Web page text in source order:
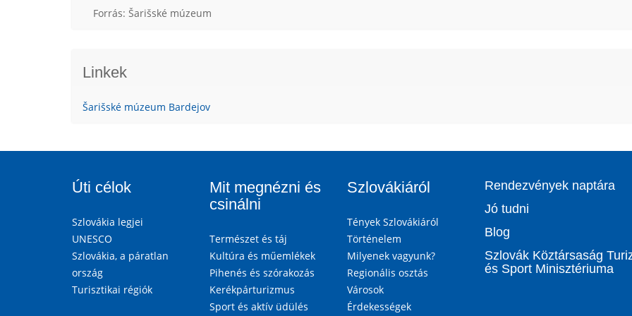
Forrás: Šarišské múzeum
Linkek
Šarišské múzeum Bardejov
Úti célok
Szlovákia legjei
UNESCO
Szlovákia, a páratlan
ország
Turisztikai régiók
Mit megnézni és
csinálni
Természet és táj
Kultúra és műemlékek
Pihenés és szórakozás
Kerékpárturizmus
Sport és aktív üdülés
Szlovákiáról
Tények Szlovákiáról
Történelem
Milyenek vagyunk?
Regionális osztás
Városok
Érdekességek
Rendezvények naptára
Jó tudni
Blog
Szlovák Köztársaság
és Sport Minisztériuma